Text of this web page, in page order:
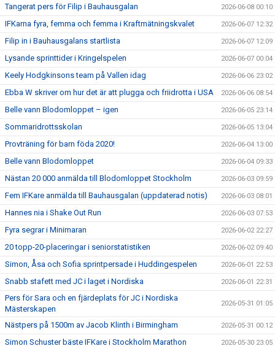
Tangerat pers för Filip i Bauhausgalan 2026-06-08 00:10
IFKarna fyra, femma och femma i Kraftmätningskvalet 2026-06-07 12:32
Filip in i Bauhausgalans startlista 2026-06-07 12:09
Lysande sprinttider i Kringelspelen 2026-06-07 00:04
Keely Hodgkinsons team på Vallen idag 2026-06-06 23:02
Ebba W skriver om hur det är att plugga och friidrotta i USA 2026-06-06 08:54
Belle vann Blodomloppet – igen 2026-06-05 23:14
Sommaridrottsskolan 2026-06-05 13:04
Provträning för barn föda 2020! 2026-06-04 13:00
Belle vann Blodomloppet 2026-06-04 09:33
Nästan 20 000 anmälda till Blodomloppet Stockholm 2026-06-03 09:59
Fem IFKare anmälda till Bauhausgalan (uppdaterad notis) 2026-06-03 08:01
Hannes nia i Shake Out Run 2026-06-03 07:53
Fyra segrar i Minimaran 2026-06-02 22:27
20 topp-20-placeringar i seniorstatistiken 2026-06-02 09:40
Simon, Åsa och Sofia sprintpersade i Huddingespelen 2026-06-01 22:53
Snabb stafett med JC i laget i Nordiska 2026-06-01 22:31
Pers för Sara och en fjärdeplats för JC i Nordiska
Mästerskapen
2026-05-31 01:05
Nästpers på 1500m av Jacob Klinth i Birmingham 2026-05-31 00:12
Simon Schuster bäste IFKare i Stockholm Marathon 2026-05-30 23:05